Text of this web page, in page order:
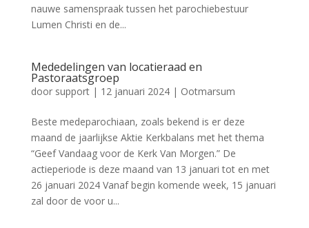
nauwe samenspraak tussen het parochiebestuur
Lumen Christi en de...
Mededelingen van locatieraad en
Pastoraatsgroep
door support| 12 januari 2024| Ootmarsum
Beste medeparochiaan, zoals bekend is er deze
maand de jaarlijkse Aktie Kerkbalans met het thema
“Geef Vandaag voor de Kerk Van Morgen.” De
actieperiode is deze maand van 13 januari tot en met
26 januari 2024 Vanaf begin komende week, 15 januari
zal door de voor u...